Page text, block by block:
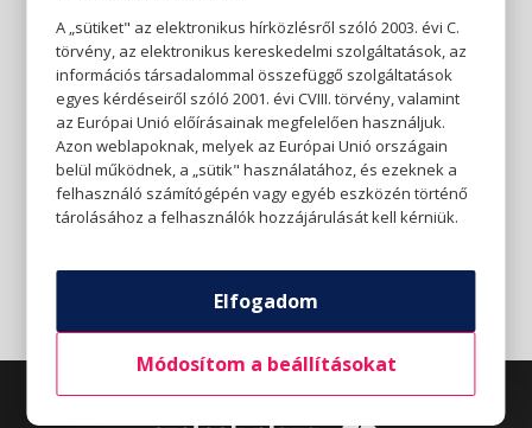
A „sütiket" az elektronikus hírközlésről szóló 2003. évi C.
törvény, az elektronikus kereskedelmi szolgáltatások, az
információs társadalommal összefüggő szolgáltatások
egyes kérdéseiről szóló 2001. évi CVIII. törvény, valamint
az Európai Unió előírásainak megfelelően használjuk.
Azon weblapoknak, melyek az Európai Unió országain
belül működnek, a „sütik" használatához, és ezeknek a
felhasználó számítógépén vagy egyéb eszközén történő
tárolásához a felhasználók hozzájárulását kell kérniük.
Elfogadom
Módosítom a beállításokat